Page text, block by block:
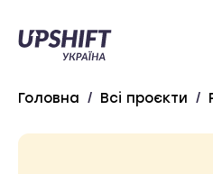
Upshift
–Головна / Всі проєкти /